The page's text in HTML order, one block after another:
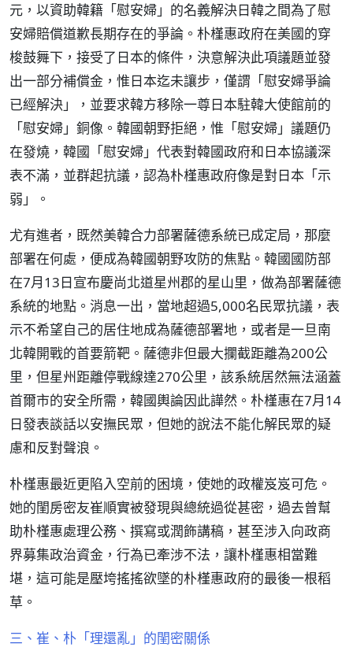
元，以資助韓籍「慰安婦」的名義解決日韓之間為了慰
安婦賠償道歉長期存在的爭論。朴槿惠政府在美國的穿
梭鼓舞下，接受了日本的條件，決意解決此項議題並發
出一部分補償金，惟日本迄未讓步，僅謂「慰安婦爭論
已經解決」，並要求韓方移除一尊日本駐韓大使館前的
「慰安婦」銅像。韓國朝野拒絕，惟「慰安婦」議題仍
在發燒，韓國「慰安婦」代表對韓國政府和日本協議深
表不滿，並群起抗議，認為朴槿惠政府像是對日本「示
弱」。
尤有進者，既然美韓合力部署薩德系統已成定局，那麼
部署在何處，便成為韓國朝野攻防的焦點。韓國國防部
在7月13日宣布慶尚北道星州郡的星山里，做為部署薩德
系統的地點。消息一出，當地超過5,000名民眾抗議，表
示不希望自己的居住地成為薩德部署地，或者是一旦南
北韓開戰的首要箭靶。薩德非但最大攔截距離為200公
里，但星州距離停戰線達270公里，該系統居然無法涵蓋
首爾市的安全所需，韓國輿論因此譁然。朴槿惠在7月14
日發表談話以安撫民眾，但她的說法不能化解民眾的疑
慮和反對聲浪。
朴槿惠最近更陷入空前的困境，使她的政權岌岌可危。
她的閨房密友崔順實被發現與總統過從甚密，過去曾幫
助朴槿惠處理公務、撰寫或潤飾講稿，甚至涉入向政商
界募集政治資金，行為已牽涉不法，讓朴槿惠相當難
堪，這可能是壓垮搖搖欲墜的朴槿惠政府的最後一根稻
草。
三、崔、朴「理還亂」的閨密關係